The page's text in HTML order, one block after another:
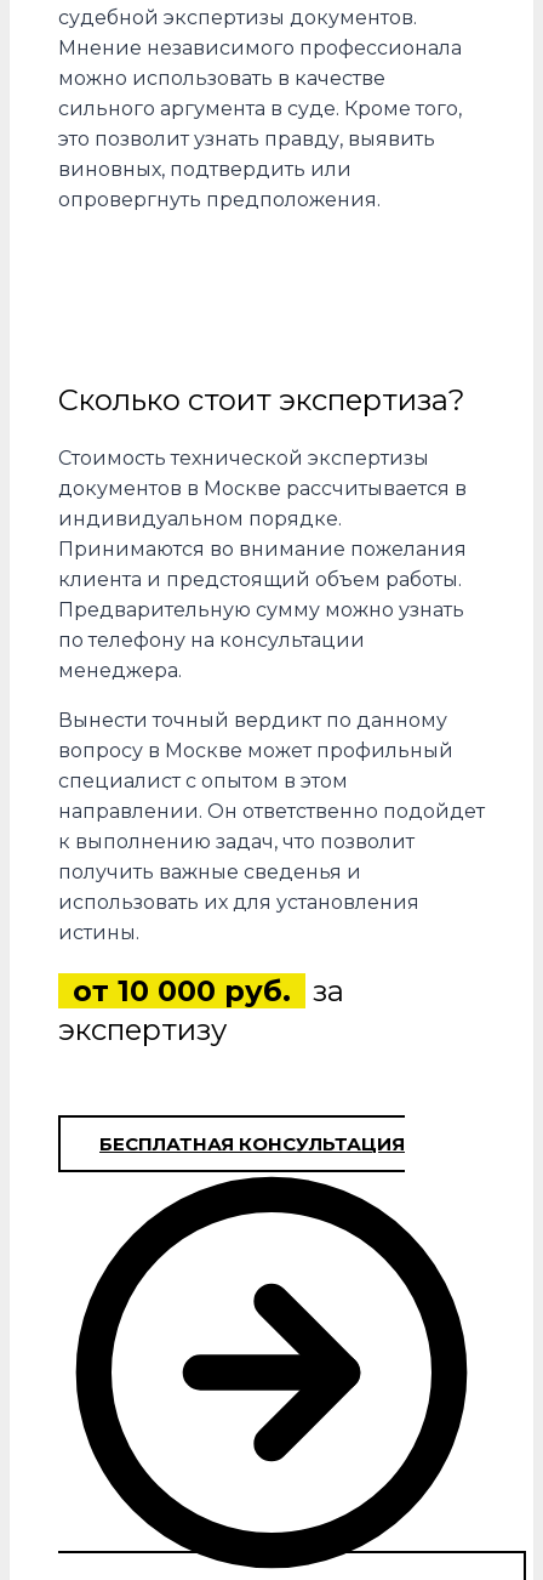
судебной экспертизы документов.
Мнение независимого профессионала
можно использовать в качестве
сильного аргумента в суде. Кроме того,
это позволит узнать правду, выявить
виновных, подтвердить или
опровергнуть предположения.
Сколько стоит экспертиза?
Стоимость технической экспертизы
документов в Москве рассчитывается в
индивидуальном порядке.
Принимаются во внимание пожелания
клиента и предстоящий объем работы.
Предварительную сумму можно узнать
по телефону на консультации
менеджера.
Вынести точный вердикт по данному
вопросу в Москве может профильный
специалист с опытом в этом
направлении. Он ответственно подойдет
к выполнению задач, что позволит
получить важные сведенья и
использовать их для установления
истины.
от 10 000 руб.
за
экспертизу
БЕСПЛАТНАЯ КОНСУЛЬТАЦИЯ